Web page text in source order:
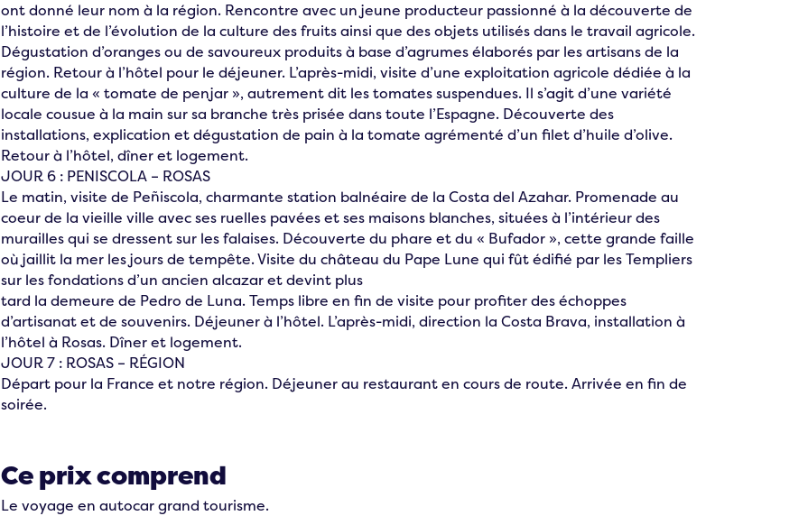
ont donné leur nom à la région. Rencontre avec un jeune producteur passionné à la découverte de
l’histoire et de l’évolution de la culture des fruits ainsi que des objets utilisés dans le travail agricole.
Dégustation d’oranges ou de savoureux produits à base d’agrumes élaborés par les artisans de la
région. Retour à l’hôtel pour le déjeuner. L’après-midi, visite d’une exploitation agricole dédiée à la
culture de la « tomate de penjar », autrement dit les tomates suspendues. Il s’agit d’une variété
locale cousue à la main sur sa branche très prisée dans toute l’Espagne. Découverte des
installations, explication et dégustation de pain à la tomate agrémenté d’un filet d’huile d’olive.
Retour à l’hôtel, dîner et logement.
JOUR 6 : PENISCOLA – ROSAS
Le matin, visite de Peñiscola, charmante station balnéaire de la Costa del Azahar. Promenade au
coeur de la vieille ville avec ses ruelles pavées et ses maisons blanches, situées à l’intérieur des
murailles qui se dressent sur les falaises. Découverte du phare et du « Bufador », cette grande faille
où jaillit la mer les jours de tempête. Visite du château du Pape Lune qui fût édifié par les Templiers
sur les fondations d’un ancien alcazar et devint plus
tard la demeure de Pedro de Luna. Temps libre en fin de visite pour profiter des échoppes
d’artisanat et de souvenirs. Déjeuner à l’hôtel. L’après-midi, direction la Costa Brava, installation à
l’hôtel à Rosas. Dîner et logement.
JOUR 7 : ROSAS – RÉGION
Départ pour la France et notre région. Déjeuner au restaurant en cours de route. Arrivée en fin de
soirée.
Ce prix comprend
Le voyage en autocar grand tourisme.